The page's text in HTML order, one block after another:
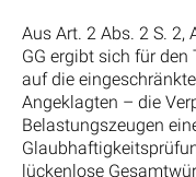
Aus Art. 2 Abs. 2 S. 2,
GG ergibt sich für
auf die
Angeklagten – die
Belastungszeugen
lückenlose